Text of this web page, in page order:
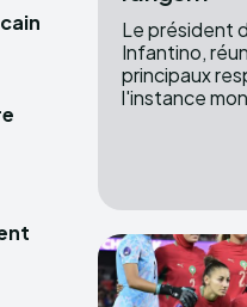
Le président
Infantino,
principaux
l'instance